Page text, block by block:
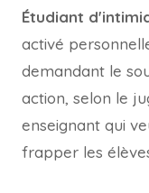
Étudiant
activé
demandant le
action, selon le
enseignant qui
frapper les